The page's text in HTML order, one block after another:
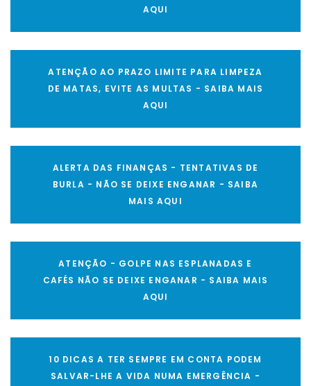
AQUI
ATENÇÃO AO PRAZO LIMITE PARA LIMPEZA
DE MATAS, EVITE AS MULTAS - SAIBA MAIS
AQUI
ALERTA DAS FINANÇAS - TENTATIVAS DE
BURLA - NÃO SE DEIXE ENGANAR - SAIBA
MAIS AQUI
ATENÇÃO - GOLPE NAS ESPLANADAS E
CAFÉS NÃO SE DEIXE ENGANAR - SAIBA MAIS
AQUI
10 DICAS A TER SEMPRE EM CONTA PODEM
SALVAR-LHE A VIDA NUMA EMERGÊNCIA -